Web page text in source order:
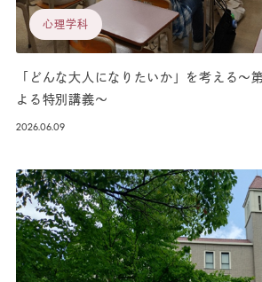
心理学科
「どんな大人になりたいか」を考える～
よる特別講義～
2026.06.09